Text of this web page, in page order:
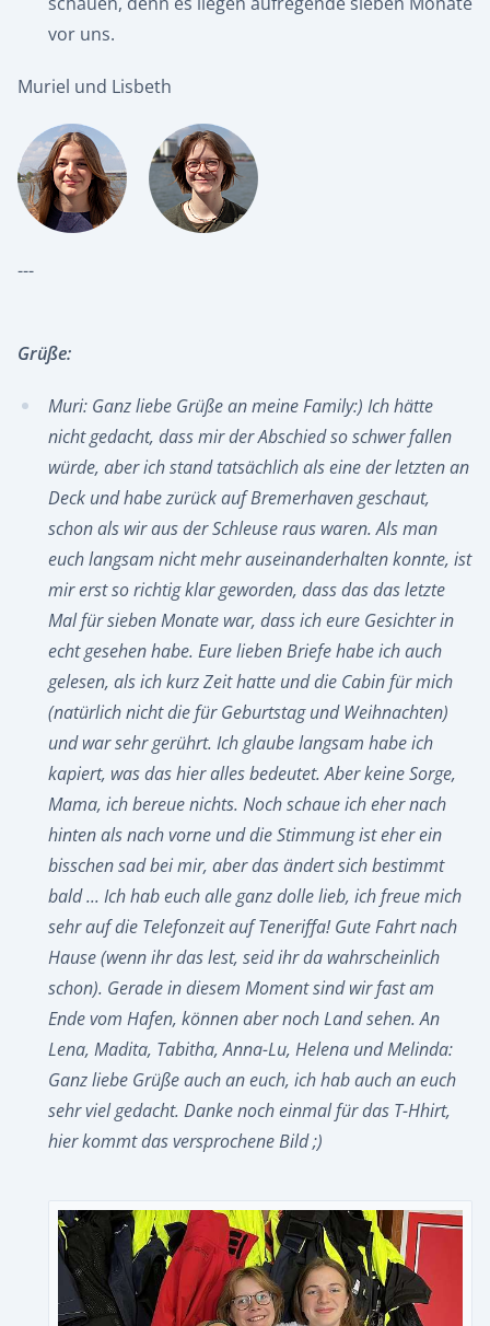
vor uns.
Muriel und Lisbeth
---
Grüße:
Muri: Ganz liebe Grüße an meine Family:) Ich hätte
nicht gedacht, dass mir der Abschied so schwer fallen
würde, aber ich stand tatsächlich als eine der letzten an
Deck und habe zurück auf Bremerhaven geschaut,
schon als wir aus der Schleuse raus waren. Als man
euch langsam nicht mehr auseinanderhalten konnte, ist
mir erst so richtig klar geworden, dass das das letzte
Mal für sieben Monate war, dass ich eure Gesichter in
echt gesehen habe. Eure lieben Briefe habe ich auch
gelesen, als ich kurz Zeit hatte und die Cabin für mich
(natürlich nicht die für Geburtstag und Weihnachten)
und war sehr gerührt. Ich glaube langsam habe ich
kapiert, was das hier alles bedeutet. Aber keine Sorge,
Mama, ich bereue nichts. Noch schaue ich eher nach
hinten als nach vorne und die Stimmung ist eher ein
bisschen sad bei mir, aber das ändert sich bestimmt
bald ... Ich hab euch alle ganz dolle lieb, ich freue mich
sehr auf die Telefonzeit auf Teneriffa! Gute Fahrt nach
Hause (wenn ihr das lest, seid ihr da wahrscheinlich
schon). Gerade in diesem Moment sind wir fast am
Ende vom Hafen, können aber noch Land sehen. An
Lena, Madita, Tabitha, Anna-Lu, Helena und Melinda:
Ganz liebe Grüße auch an euch, ich hab auch an euch
sehr viel gedacht. Danke noch einmal für das T-Hhirt,
hier kommt das versprochene Bild ;)